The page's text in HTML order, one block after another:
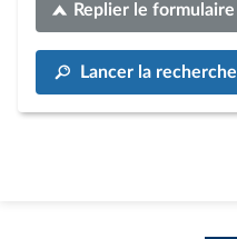
Replier le formulaire
Lancer la recherche